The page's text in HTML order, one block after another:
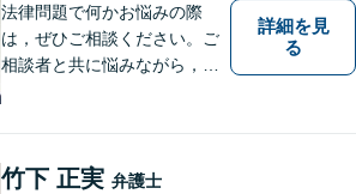
法律問題で何かお悩みの際
は，ぜひご相談ください。ご
相談者と共に悩みながら，い
詳細を見
る
竹下 正実 弁護士